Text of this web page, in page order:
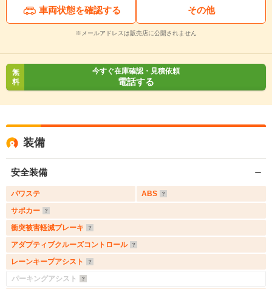
車両状態を確認する その他
※メールアドレスは販売店に公開されません
無
料
今すぐ在庫確認・見積依頼
電話する
装備
安全装備
パワステ
ABS
サポカー
衝突被害軽減ブレーキ
アダプティブクルーズコントロール
レーンキープアシスト
パーキングアシスト